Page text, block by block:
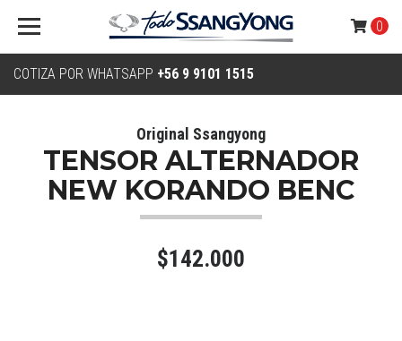
COTIZA POR WHATSAPP +56 9 9101 1515
0
Original Ssangyong
TENSOR ALTERNADOR
NEW KORANDO BENC
$142.000